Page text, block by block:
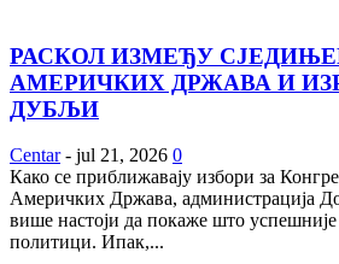
РАСКОЛ ИЗМЕЂУ
АМЕРИЧКИХ ДРЖАВА И
ДУБЉИ
Centar - jul 21, 2026 0
Како се приближавају избори за
Америчких Држава, администрација
више настоји да покаже што успешније
политици. Ипак,...